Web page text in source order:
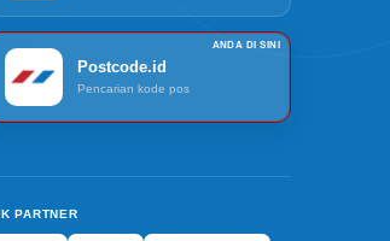
Postcode.id
Pencarian kode pos
PARTNER